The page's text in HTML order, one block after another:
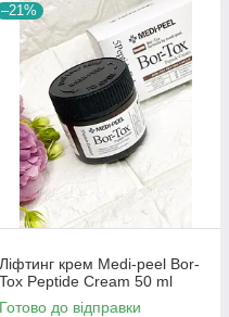
–21%
Ліфтинг крем Medi-peel Bor-
Tox Peptide Cream 50 ml
Готово до відправки